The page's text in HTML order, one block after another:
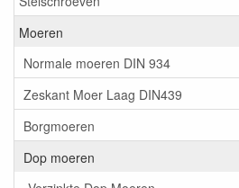
Moeren
Normale moeren DIN 934
Zeskant Moer Laag DIN439
Borgmoeren
Dop moeren